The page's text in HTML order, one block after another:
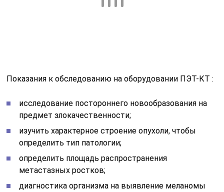
определить площадь распространения
биологического материала;
на эффективность, чтобы скорректировать
назначения курсов химиотерапии или других
лекарственных методик.
Медицинское обследование показывает состояние
любого органа и помогает выявить перечисленные
тяжёлые заболевания: